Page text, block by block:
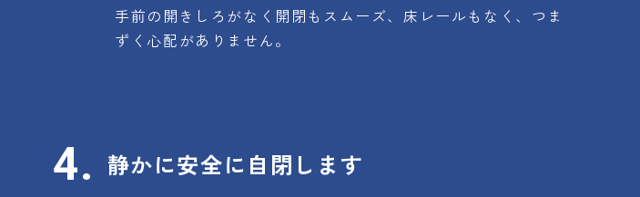
手前の開きしろがなく開閉もスムーズ、床レールもなく、つま
ずく心配がありません。
静かに安全に自閉します